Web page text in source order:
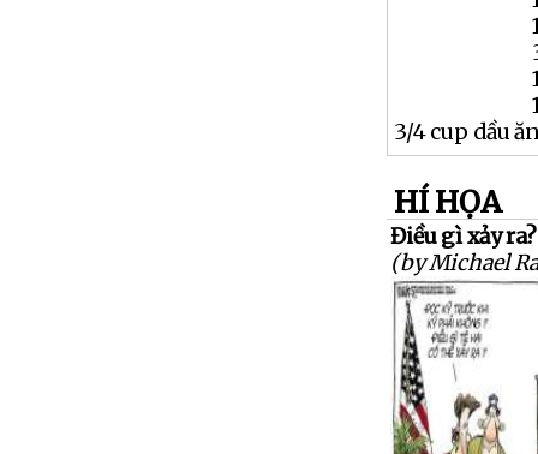
3/4 cup dầu
HÍ HỌA
Điều gì xảy ra?
(by Michael